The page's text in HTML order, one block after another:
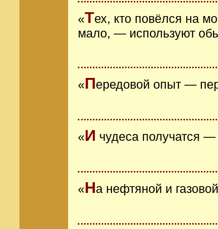
«Тех, кто повёлся на
мало, — используют
«Передовой опыт —
«И чудеса получатся —
«На нефтяной и